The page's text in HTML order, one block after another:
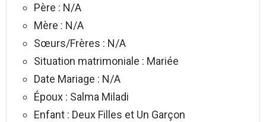
Père : N/A
Mère : N/A
Sœurs/Frères : N/A
Situation matrimoniale : Mariée
Date Mariage : N/A
Époux : Salma Miladi
Enfant : Deux Filles et Un Garçon